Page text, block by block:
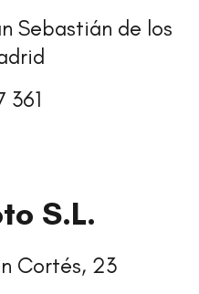
Sebastián de los
361
S.L.
Cortés, 23